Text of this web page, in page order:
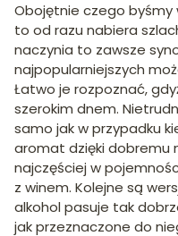
Obojętnie czego byśmy
to od razu nabiera
naczynia to zawsze
najpopularniejszych
Łatwo je rozpoznać,
szerokim dnem.
samo jak w przypadku
aromat dzięki dobremu
najczęściej w
z winem. Kolejne są
alkohol pasuje tak
jak przeznaczone do